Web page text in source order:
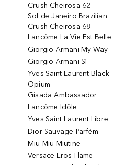
Crush Cheirosa 62
Sol de Janeiro Brazilian
Crush Cheirosa 68
Lancôme La Vie Est Belle
Giorgio Armani My Way
Giorgio Armani Sì
Yves Saint Laurent Black
Opium
Gisada Ambassador
Lancôme Idôle
Yves Saint Laurent Libre
Dior Sauvage Parfém
Miu Miu Miutine
Versace Eros Flame